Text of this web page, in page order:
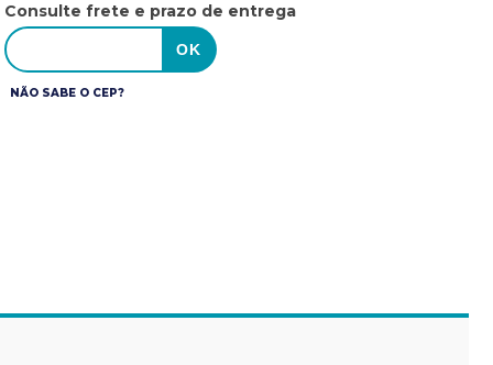
Consulte frete e prazo de entrega
NÃO SABE O CEP?